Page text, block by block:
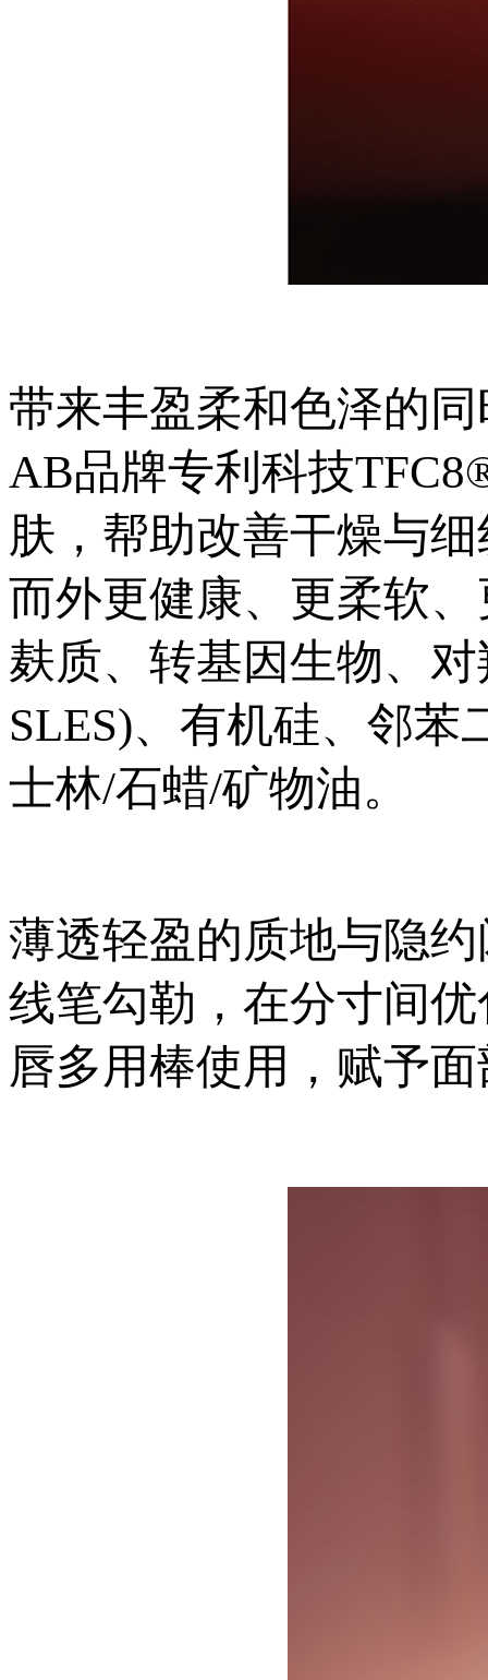
带来丰盈柔和色泽的
AB品牌专利科技
肤，帮助改善干燥与
而外更健康、更柔软
麸质、转基因生物、
SLES)、有机硅、邻
士林/石蜡/矿物油。
薄透轻盈的质地与隐
线笔勾勒，在分寸间
唇多用棒使用，赋予